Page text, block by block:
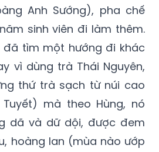
Anh Sướng), pha chế
sinh viên đi làm thêm.
đã tìm một hướng đi khác
vì dùng trà Thái Nguyên,
thứ trà sạch từ núi cao
mà theo Hùng, nó
dã và dữ dội, được đem
hoàng lan (mùa nào ướp